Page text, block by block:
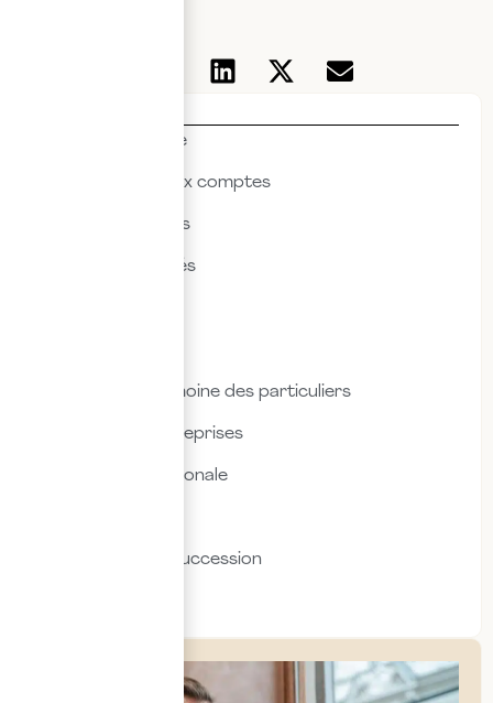
Actualités & veille
Commissariat aux comptes
Droit des affaires
Droit des sociétés
Fiscalité & patrimoine des particuliers
Fiscalité des entreprises
Fiscalité internationale
Transmission & succession